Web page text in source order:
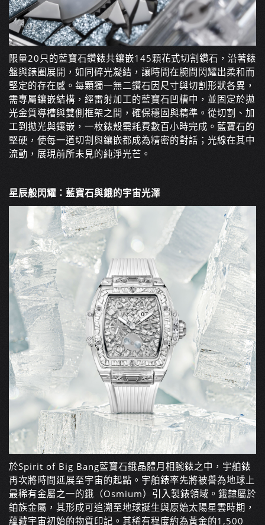
限量20只的藍寶石鑽錶共鑲嵌145顆花式切割鑽石，沿著錶
盤與錶圈展開，如同碎光凝結，讓時間在腕間閃耀出柔和而
堅定的存在感。每顆獨一無二鑽石因尺寸與切割形狀各異，
需專屬鑲嵌結構，經雷射加工的藍寶石凹槽中，並固定於拋
光金質導槽與雙側框架之間，確保穩固與精準。從切割、加
工到拋光與鑲嵌，一枚錶殼需耗費數百小時完成。藍寶石的
堅硬，使每一道切割與鑲嵌都成為精密的對話；光線在其中
流動，展現前所未見的純淨光芒。
星辰般閃耀：藍寶石與鋨的宇宙光澤
於Spirit of Big Bang藍寶石鋨晶體月相腕錶之中，宇舶錶
再次將時間延展至宇宙的起點。宇舶錶率先將被譽為地球上
最稀有金屬之一的鋨（Osmium）引入製錶領域。鋨隸屬於
鉑族金屬，其形成可追溯至地球誕生與原始太陽星雲時期，
蘊藏宇宙初始的物質印記。其稀有程度約為黃金的1,500